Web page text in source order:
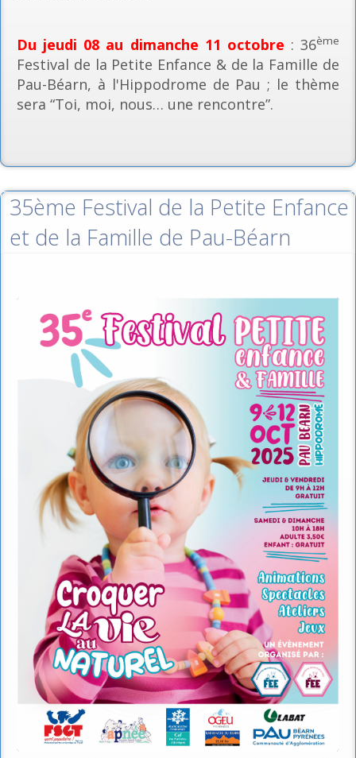
Du jeudi 08 au dimanche 11 octobre : 36ème
Festival de la Petite Enfance & de la Famille de
Pau-Béarn, à l'Hippodrome de Pau ; le thème
sera “Toi, moi, nous… une rencontre”.
35ème Festival de la Petite Enfance
et de la Famille de Pau-Béarn